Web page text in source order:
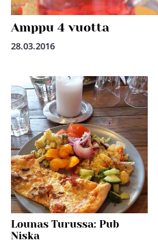
Amppu 4 vuotta
28.03.2016
Lounas Turussa: Pub
Niska